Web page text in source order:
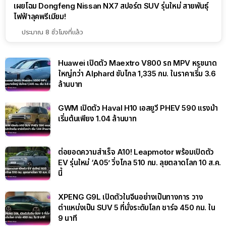
เผยโฉม Dongfeng Nissan NX7 สปอร์ต SUV รุ่นใหม่ สายพันธุ์
ไฟฟ้าลุคพรีเมียม!
ประมาณ 8 ชั่วโมงที่แล้ว
Huawei เปิดตัว Maextro V800 รถ MPV หรูขนาด
ใหญ่กว่า Alphard ขับไกล 1,335 กม. ในราคาเริ่ม 3.6
ล้านบาท
GWM เปิดตัว Haval H10 เอสยูวี PHEV 590 แรงม้า
เริ่มต้นเพียง 1.04 ล้านบาท
ต่อยอดความสำเร็จ A10! Leapmotor พร้อมเปิดตัว
EV รุ่นใหม่ ‘A05’ วิ่งไกล 510 กม. ลุยตลาดโลก 10 ส.ค.
นี้
XPENG G9L เปิดตัวในจีนอย่างเป็นทางการ วาง
ตำแหน่งเป็น SUV 5 ที่นั่งระดับโลก ชาร์จ 450 กม. ใน
9 นาที